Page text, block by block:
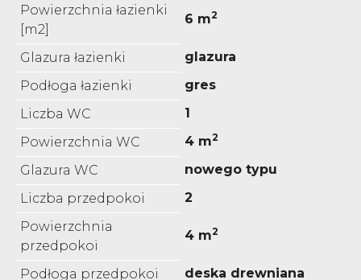
Powierzchnia łazienki
[m2]
6 m2
Glazura łazienki
glazura
Podłoga łazienki
gres
Liczba WC
1
Powierzchnia WC
4 m2
Glazura WC
nowego typu
Liczba przedpokoi
2
Powierzchnia
przedpokoi
4 m2
Podłoga przedpokoi deska drewniana